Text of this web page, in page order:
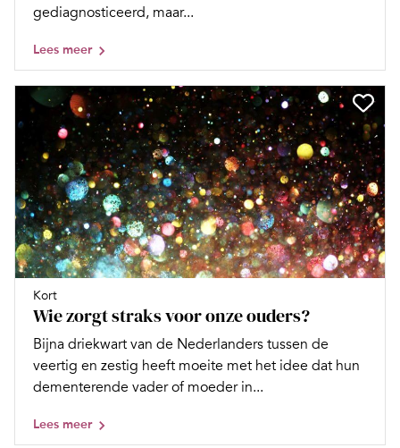
gediagnosticeerd, maar...
Lees meer
Kort
Wie zorgt straks voor onze ouders?
Bijna driekwart van de Nederlanders tussen de
veertig en zestig heeft moeite met het idee dat hun
dementerende vader of moeder in...
Lees meer